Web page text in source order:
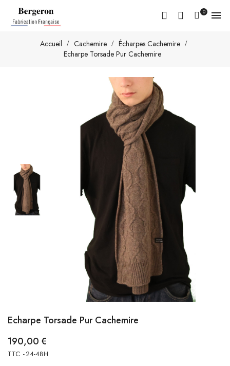
0 
Accueil Cachemire
Écharpes Cachemire
Echarpe Torsade Pur Cachemire
Echarpe Torsade Pur Cachemire
190,00 €
TTC 24-48H